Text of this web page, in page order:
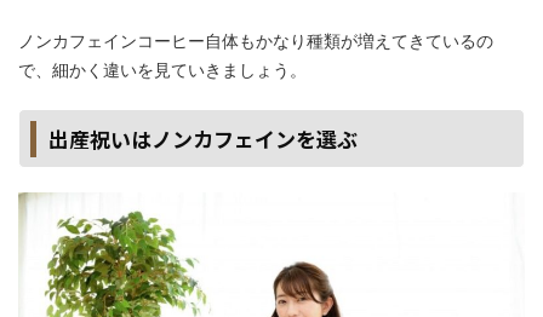
ノンカフェインコーヒー自体もかなり種類が増えてきているの
で、細かく違いを見ていきましょう。
出産祝いはノンカフェインを選ぶ